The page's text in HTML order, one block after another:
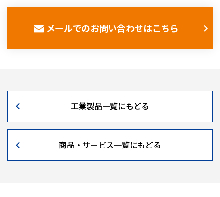
メールでのお問い合わせはこちら
工業製品一覧にもどる
商品・サービス一覧にもどる